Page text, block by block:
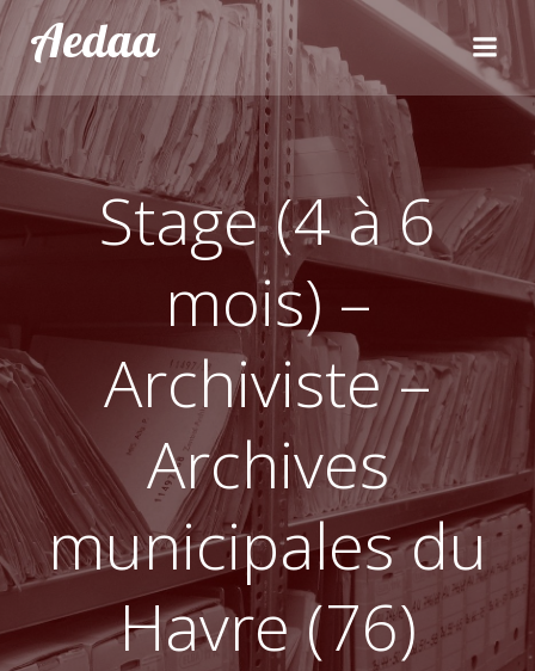
Aller
au
contenu
Aedaa
Stage (4 à 6
mois) –
Archiviste –
Archives
municipales du
Havre (76)